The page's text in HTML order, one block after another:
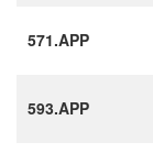
571.APP
593.APP